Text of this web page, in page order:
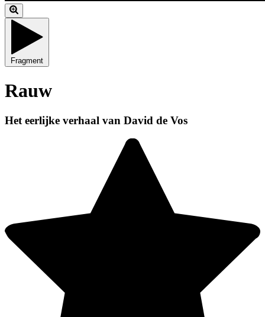
Fragment
Rauw
Het eerlijke verhaal van David de Vos